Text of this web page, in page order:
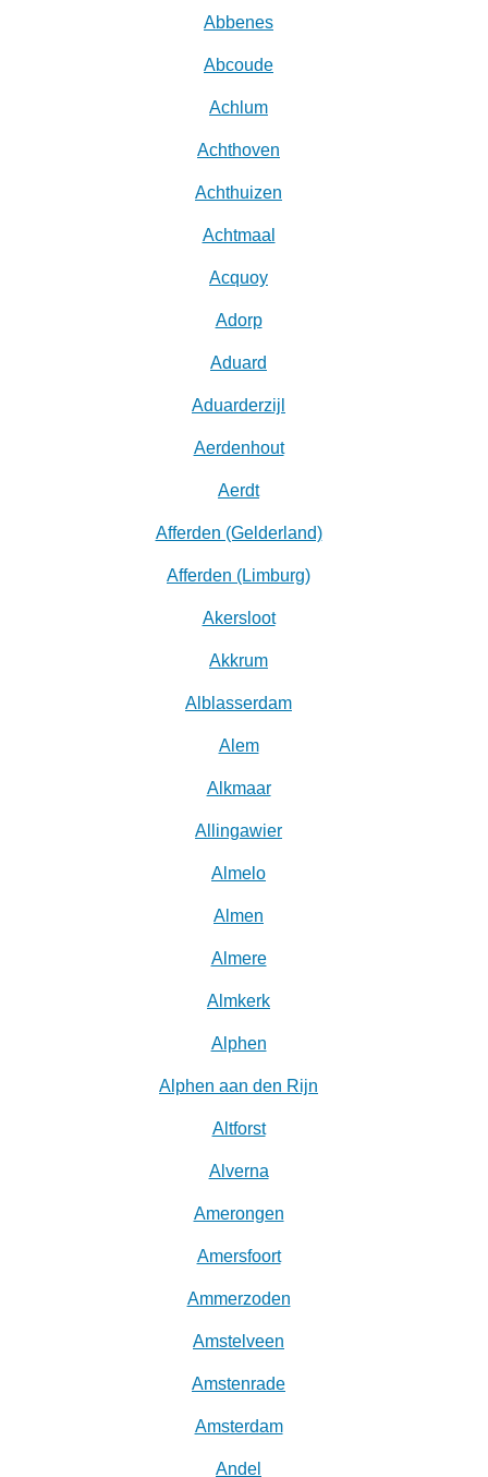
Abbenes
Abcoude
Achlum
Achthoven
Achthuizen
Achtmaal
Acquoy
Adorp
Aduard
Aduarderzijl
Aerdenhout
Aerdt
Afferden (Gelderland)
Afferden (Limburg)
Akersloot
Akkrum
Alblasserdam
Alem
Alkmaar
Allingawier
Almelo
Almen
Almere
Almkerk
Alphen
Alphen aan den Rijn
Altforst
Alverna
Amerongen
Amersfoort
Ammerzoden
Amstelveen
Amstenrade
Amsterdam
Andel